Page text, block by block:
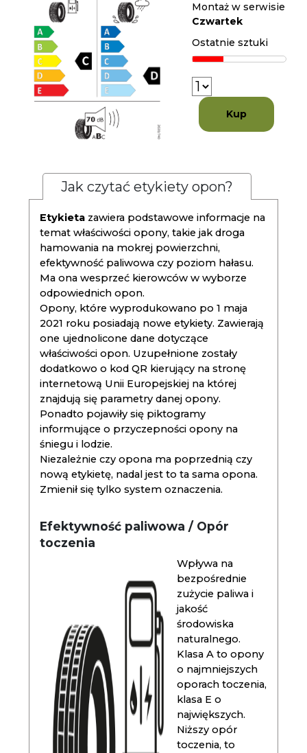
Montaż w serwisie
Czwartek
Ostatnie sztuki
Kup
Jak czytać etykiety opon?
Etykieta zawiera podstawowe informacje na
temat właściwości opony, takie jak droga
hamowania na mokrej powierzchni,
efektywność paliwowa czy poziom hałasu.
Ma ona wesprzeć kierowców w wyborze
odpowiednich opon.
Opony, które wyprodukowano po 1 maja
2021 roku posiadają nowe etykiety. Zawierają
one ujednolicone dane dotyczące
właściwości opon. Uzupełnione zostały
dodatkowo o kod QR kierujący na stronę
internetową Unii Europejskiej na której
znajdują się parametry danej opony.
Ponadto pojawiły się piktogramy
informujące o przyczepności opony na
śniegu i lodzie.
Niezależnie czy opona ma poprzednią czy
nową etykietę, nadal jest to ta sama opona.
Zmienił się tylko system oznaczenia.
Efektywność paliwowa / Opór
toczenia
Wpływa na
bezpośrednie
zużycie paliwa i
jakość
środowiska
naturalnego.
Klasa A to opony
o najmniejszych
oporach toczenia,
klasa E o
największych.
Niższy opór
toczenia, to